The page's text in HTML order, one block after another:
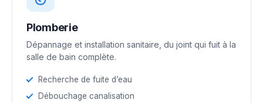
Plomberie
Dépannage et installation sanitaire, du joint qui fuit à la
salle de bain complète.
Recherche de fuite d’eau
Débouchage canalisation